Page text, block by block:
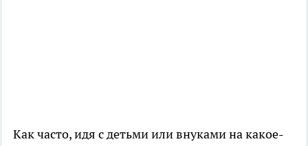
Как часто, идя с детьми или внуками на какое-